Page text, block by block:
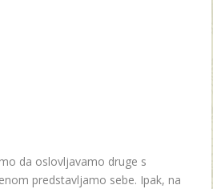
da oslovljavamo druge s
predstavljamo sebe. Ipak, na